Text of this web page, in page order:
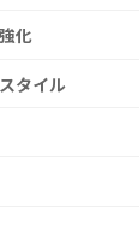
化
タイル